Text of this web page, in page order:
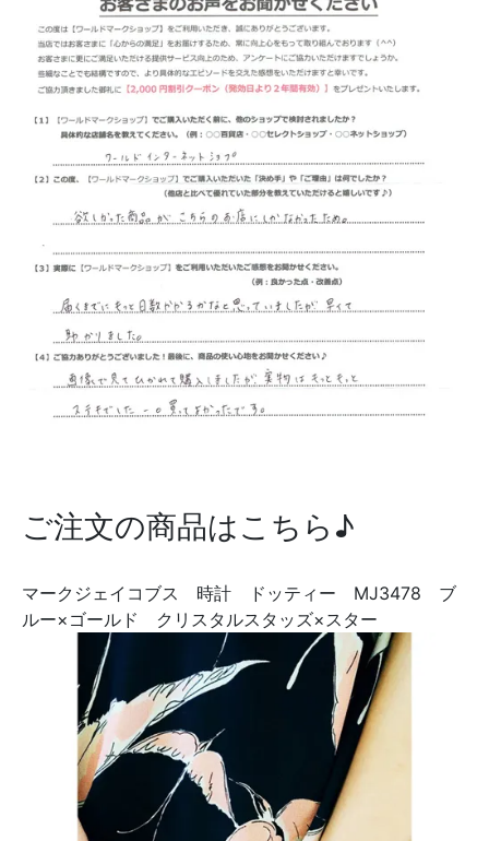
ご注文の商品はこちら♪
マークジェイコブス 時計 ドッティー MJ3478 ブ
ルー×ゴールド クリスタルスタッズ×スター